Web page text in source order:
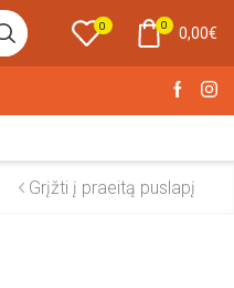
0 0 0,00€
Grįžti į praeitą puslapį